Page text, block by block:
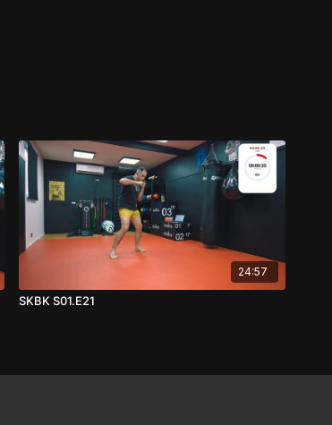
24:57
SKBK S01.E21